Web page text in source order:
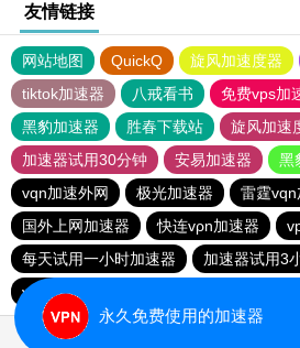
友情链接
网站地图 QuickQ 旋风加速度器
tiktok加速器
八戒看书
免费vps加
黑豹加速器
胜春下载站 旋风加速
加速器试用30分钟
安易加速器
黑
vqn加速外网
极光加速器 雷霆vqn
国外上网加速器
快连vρn加速器
每天试用一小时加速器
加速器试用3
vp加速器官网
永久免费使用的加速器